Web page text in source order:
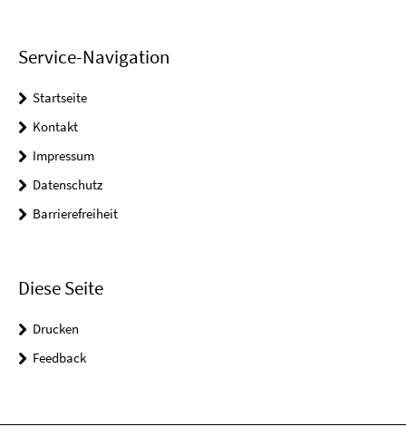
Service-Navigation
Startseite
Kontakt
Impressum
Datenschutz
Barrierefreiheit
Diese Seite
Drucken
Feedback